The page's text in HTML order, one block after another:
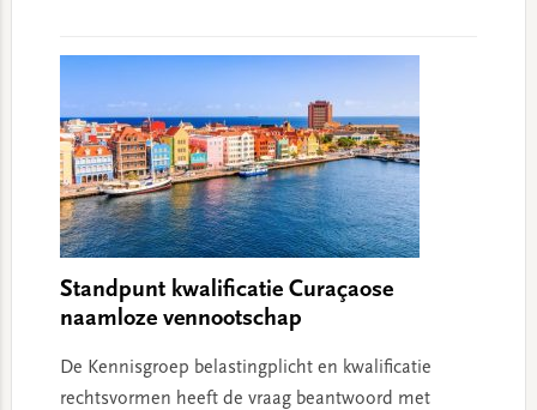
Standpunt kwalificatie Curaçaose
naamloze vennootschap
De Kennisgroep belastingplicht en kwalificatie
rechtsvormen heeft de vraag beantwoord met